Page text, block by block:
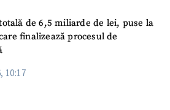
de 6,5 miliarde de lei, puse la
finalizează procesul de
10:17